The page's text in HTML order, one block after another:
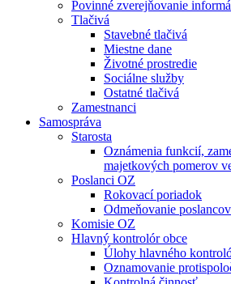
Povinné zverejňovanie
Tlačivá
Stavebné tlačivá
Miestne dane
Životné prostredie
Sociálne služby
Ostatné tlačivá
Zamestnanci
Samospráva
Starosta
Oznámenia funkcií,
majetkových pomerov
Poslanci OZ
Rokovací poriadok
Odmeňovanie poslancov
Komisie OZ
Hlavný kontrolór obce
Úlohy hlavného
Oznamovanie